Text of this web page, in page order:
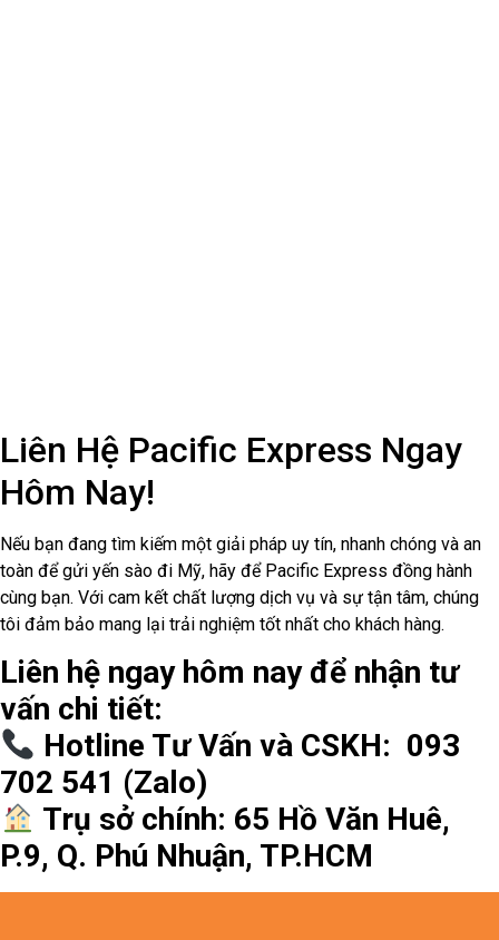
Công ty TNHH Dịch Vụ Giao Nhận Vận Tải
Quốc Tế Thái Bình Dương
Địa chỉ: 65 Hồ Văn Huê, Phường 9, Quận Phú Nhuận, TP.Hồ
Chí Minh
Hotline: 0913 702 541
Zalo: 0913 702 541
Email: phatgiang@pacificexpressvn.com
CÁC DỊCH VỤ CHÍNH
Gửi Hàng Đi Quốc Tế
Gửi Hàng Đi Nhật
Gửi Hàng Đi Đài Loan